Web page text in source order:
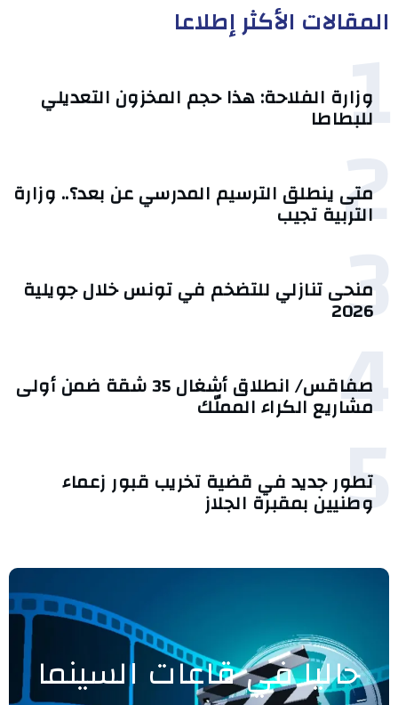
المقالات الأكثر إطلاعا
1
وزارة الفلاحة: هذا حجم المخزون التعديلي
للبطاطا
2
متى ينطلق الترسيم المدرسي عن بعد؟.. وزارة
التربية تجيب
3 منحى تنازلي ‎للتضخم في تونس خلال جويلية
2026‎
4 صفاقس/ انطلاق أشغال 35 شقة ضمن أولى
مشاريع الكراء المملّك
5
تطور جديد في قضية تخريب قبور زعماء
وطنيين بمقبرة الجلاز
حاليا في قاعات السينما